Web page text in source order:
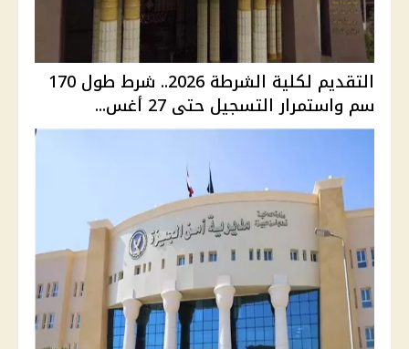
التقديم لكلية الشرطة 2026.. شرط طول 170
سم واستمرار التسجيل حتى 27 أغس...